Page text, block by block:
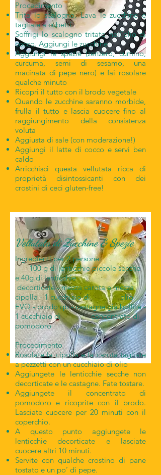
Procedimento
Trita lo scalogno. Lava le zucchine e
tagliale a cubetti
Soffrigi lo scalogno tritato nell’olio di
cocco. Aggiungi le zucchine
Aggiungi le spezie (zenzero, cumino,
curcuma, semi di sesamo, una
macinata di pepe nero) e fai rosolare
qualche minuto
Ricopri il tutto con il brodo vegetale
Quando le zucchine saranno morbide,
frulla il tutto e lascia cuocere fino al
raggiungimento della consistenza
voluta
Aggiusta di sale (con moderazione!)
Aggiungi il latte di cocco e servi ben
caldo
Arricchisci questa vellutata ricca di
proprietà disintossicanti con dei
crostini di ceci gluten-free!
Vellutata di Zucchine & Spezie
Ingredienti per 2 persone:
100 g di lenticchie piccole secche
e 40g di lenticchie
decorticate - mezza carota e mezza
cipolla - 1 cucchiaio di olio
EVO - brodo qb - castagne già bollite -
1 cucchiaio di concentrato di
pomodoro
Procedimento
Rosolate la cipolla e la carota tagliate
a pezzetti con un cucchiaio di olio
Aggiungete le lenticchie secche non
decorticate e le castagne. Fate tostare.
Aggiungete il concentrato di
pomodoro e ricoprite con il brodo.
Lasciate cuocere per 20 minuti con il
coperchio.
A questo punto aggiungete le
lenticchie decorticate e lasciate
cuocere altri 10 minuti.
Servite con qualche crostino di pane
tostato e un po’ di pepe.